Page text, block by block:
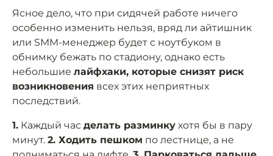
Ясное дело, что при сидячей работе ничего
особенно изменить нельзя, вряд ли айтишник
или SMM-менеджер будет с ноутбуком в
обнимку бежать по стадиону, однако есть
небольшие лайфхаки, которые снизят риск
возникновения всех этих неприятных
последствий.
1. Каждый час делать разминку хотя бы в пару
минут. 2. Ходить пешком по лестнице, а не